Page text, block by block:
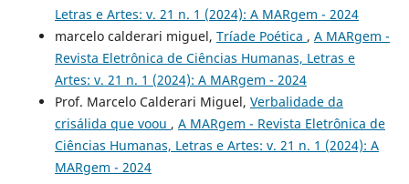
Letras e Artes: v. 21 n. 1 (2024): A MARgem - 2024
marcelo calderari miguel, Tríade Poética , A MARgem -
Revista Eletrônica de Ciências Humanas, Letras e
Artes: v. 21 n. 1 (2024): A MARgem - 2024
Prof. Marcelo Calderari Miguel, Verbalidade da
crisálida que voou , A MARgem - Revista Eletrônica de
Ciências Humanas, Letras e Artes: v. 21 n. 1 (2024): A
MARgem - 2024